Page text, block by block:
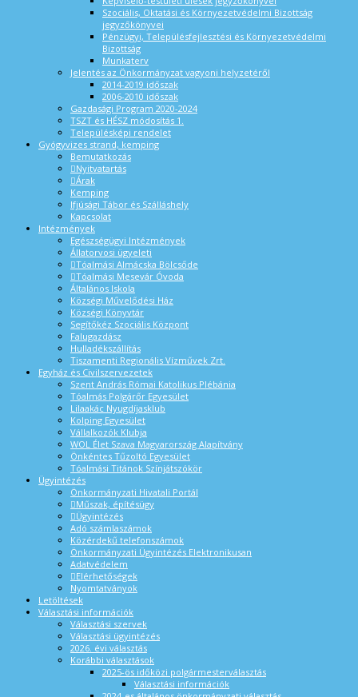
Szociális, Oktatási és Környezetvédelmi Bizottság
jegyzőkönyvei
Pénzügyi, Településfejlesztési és Környezetvédelmi
Bizottság
Munkaterv
Jelentés az Önkormányzat vagyoni helyzetéről
2014-2019 időszak
2006-2010 időszak
Gazdasági Program 2020-2024
TSZT és HÉSZ módosítás 1.
Településképi rendelet
Gyógyvizes strand, kemping
Bemutatkozás
Nyitvatartás
Árak
Kemping
Ifjúsági Tábor és Szálláshely
Kapcsolat
Intézmények
Egészségügyi Intézmények
Állatorvosi ügyeleti
Tóalmási Almácska Bölcsőde
Tóalmási Mesevár Óvoda
Általános Iskola
Községi Művelődési Ház
Községi Könyvtár
Segítőkéz Szociális Központ
Falugazdász
Hulladékszállítás
Tiszamenti Regionális Vízművek Zrt.
Egyház és Civilszervezetek
Szent András Római Katolikus Plébánia
Tóalmás Polgárőr Egyesület
Lilaakác Nyugdíjasklub
Kolping Egyesület
Vállalkozók Klubja
WOL Élet Szava Magyarország Alapítvány
Önkéntes Tűzoltó Egyesület
Tóalmási Titánok Színjátszókör
Ügyintézés
Önkormányzati Hivatali Portál
Műszak, építésügy
Ügyintézés
Adó számlaszámok
Közérdekű telefonszámok
Önkormányzati Ügyintézés Elektronikusan
Adatvédelem
Elérhetőségek
Nyomtatványok
Letöltések
Választási információk
Választási szervek
Választási ügyintézés
2026. évi választás
Korábbi választások
2025-ös időközi polgármesterválasztás
Választási információk